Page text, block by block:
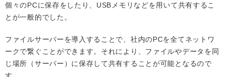
個々のPCに保存をしたり、USBメモリなどを用いて共有するこ
とが一般的でした。
ファイルサーバーを導入することで、社内のPCを全てネットワ
ークで繋ぐことができます。それにより、ファイルやデータを同
じ場所（サーバー）に保存して共有することが可能となるので
す。